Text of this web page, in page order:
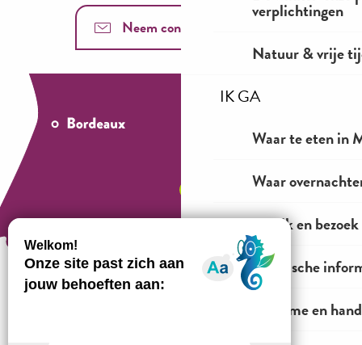
verplichtingen
Natuur & vrije
IK GA
Waar te eten in
Waar
Bekijk en bezoek
Praktische
Toerisme en
Neem contact met ons op